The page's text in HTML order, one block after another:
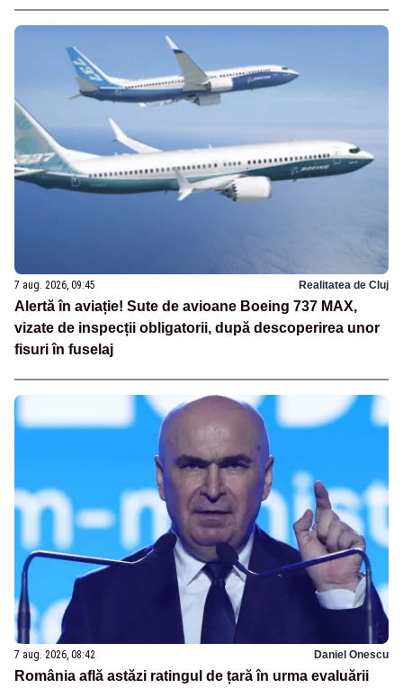
7 aug. 2026, 09:45 Realitatea de Cluj
Alertă în aviație! Sute de avioane Boeing 737 MAX,
vizate de inspecții obligatorii, după descoperirea unor
fisuri în fuselaj
7 aug. 2026, 08:42 Daniel Onescu
România află astăzi ratingul de țară în urma evaluării